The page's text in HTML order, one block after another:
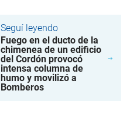
Seguí leyendo
Fuego en el ducto de la
chimenea de un edificio
del Cordón provocó
intensa columna de
humo y movilizó a
Bomberos